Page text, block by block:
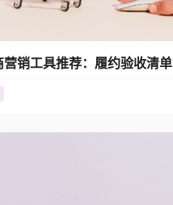
营销工具推荐：履约验收清单